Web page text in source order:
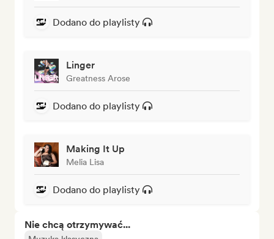
Dodano do playlisty
Linger
Greatness Arose
Dodano do playlisty
Making It Up
Melia Lisa
Dodano do playlisty
Nie chcą otrzymywać...